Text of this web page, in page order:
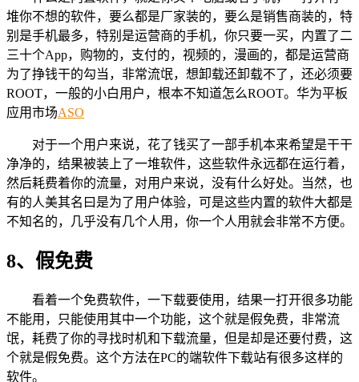
堆你不想的软件，要么都是厂家装的，要么是销售商装的，特
别是手机最多，特别是运营商的手机，你只要一买，内置了二
三十个App，购物的，支付的，视频的，漫画的，都是运营商
为了挣钱干的勾当，非常流氓，想卸载还卸载不了，还必须要
ROOT，一般的小白用户，根本不知道怎么ROOT。华为平板
应用市场ASO
对于一个用户来说，花了钱买了一部手机本来希望是干干
净净的，结果被装上了一堆软件，这些软件永远都在运行着，
然后耗费着你的流量，对用户来说，没有什么好处。当然，也
有的人美其名曰是为了用户体验，可是这些内置的软件大都是
不知名的，几乎没有几个人用，你一个人用就会非常不方便。
8、假免费
看着一个免费软件，一下载要使用，结果一打开很多功能
不能用，只能使用其中一个功能，这个就是假免费，非常流
氓，耗费了你的寻找时机和下载流量，但是却是还要付费，这
个就是假免费。这个方法在PC的端软件下载站有很多这样的
软件。